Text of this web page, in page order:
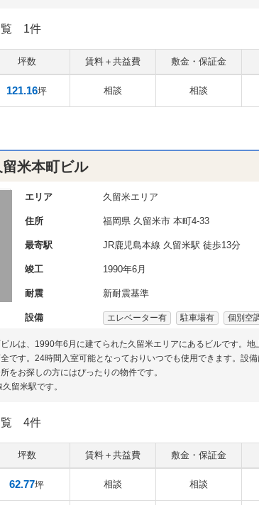
覧 1件
坪数 賃料＋共益費 敷金・保証金
121.16坪 相談 相談
米本町ビル
エリア 久留米エリア
住所 福岡県 久留米市本町4-33
最寄駅 JR鹿児島本線 久留米駅 徒歩13分
竣工 1990年6月
耐震 新耐震基準
設備 エレベーター有 駐車場有 個別空
ルは、1990年6月に建てられた久留米エリアにあるビルです。
です。24時間入室可能となっておりいつでも使用できます。設
をお探しの方にはぴったりの物件です。
留米駅です。
覧 4件
坪数 賃料＋共益費 敷金・保証金
62.77坪 相談 相談